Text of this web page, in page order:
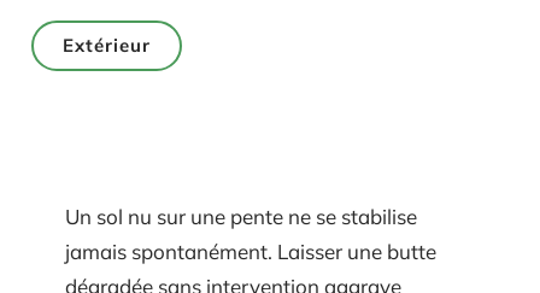
Extérieur
Un sol nu sur une pente ne se stabilise
jamais spontanément. Laisser une butte
dégradée sans intervention aggrave